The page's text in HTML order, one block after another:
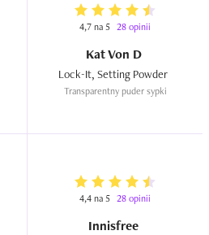
4,7 na 5 28 opinii
Kat Von D
Transparentny puder sypki
4,4 na 5 28 opinii
Innisfree